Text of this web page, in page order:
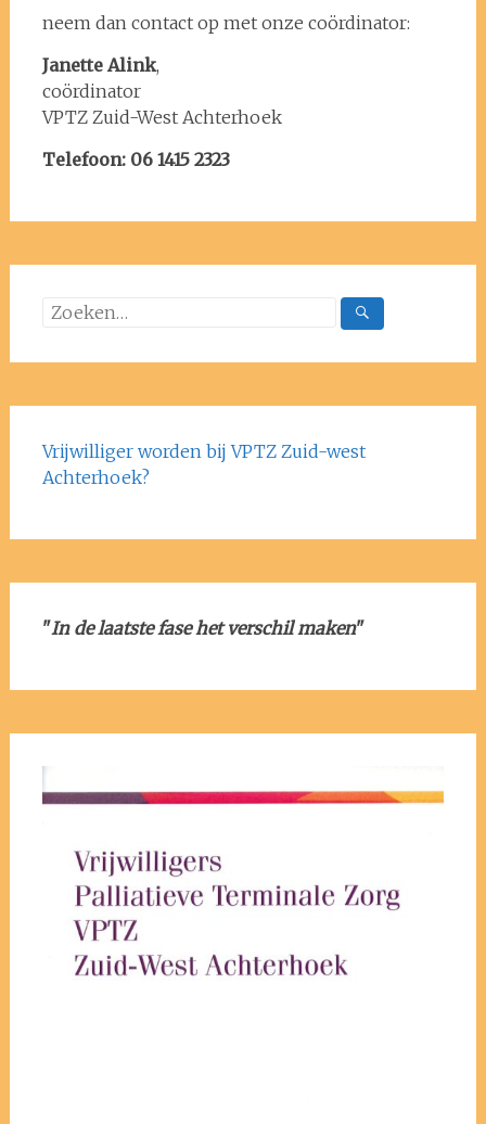
neem dan contact op met onze coördinator:
Janette Alink,
coördinator
VPTZ Zuid-West Achterhoek
Telefoon: 06 1415 2323
Vrijwilliger worden bij VPTZ Zuid-west
Achterhoek?
"In de laatste fase het verschil maken"